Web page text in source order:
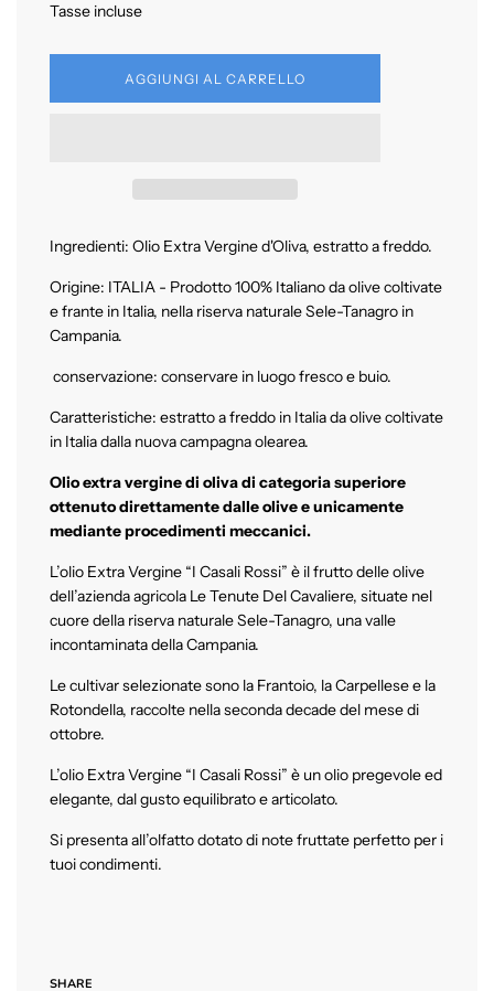
Tasse incluse
C
T
.
.
.
AGGIUNGI AL CARRELLO
Ingredienti: Olio Extra Vergine d'Oliva, estratto a freddo.
Origine: ITALIA - Prodotto 100% Italiano da olive coltivate
e frante in Italia, nella riserva naturale Sele-Tanagro in
Campania.
conservazione: conservare in luogo fresco e buio.
Caratteristiche: estratto a freddo in Italia da olive coltivate
in Italia dalla nuova campagna olearea.
Olio extra vergine di oliva di categoria superiore
ottenuto direttamente dalle olive e unicamente
mediante procedimenti meccanici.
L’olio Extra Vergine “I Casali Rossi” è il frutto delle olive
dell’azienda agricola Le Tenute Del Cavaliere, situate nel
cuore della riserva naturale Sele-Tanagro, una valle
incontaminata della Campania.
Le cultivar selezionate sono la Frantoio, la Carpellese e la
Rotondella, raccolte nella seconda decade del mese di
ottobre.
L’olio Extra Vergine “I Casali Rossi” è un olio pregevole ed
elegante, dal gusto equilibrato e articolato.
Si presenta all’olfatto dotato di note fruttate perfetto per i
tuoi condimenti.
SHARE